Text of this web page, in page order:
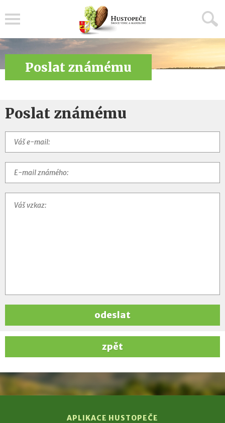
Poslat známému
Poslat známému
odeslat
zpět
APLIKACE HUSTOPEČE